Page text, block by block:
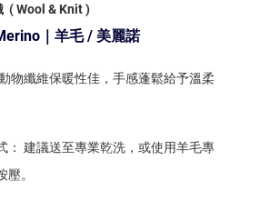
( Wool & Knit )
｜羊毛 / 美麗諾
物纖維保暖性佳，手感蓬鬆給予溫柔
： 建議送至專業乾洗，或使用羊毛專
壓。